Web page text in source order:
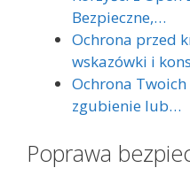
Bezpieczne,…
Ochrona przed
wskazówki i
Ochrona Twoich
zgubienie lub…
Poprawa